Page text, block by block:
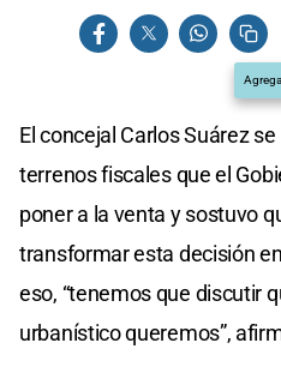
El concejal Carlos Suárez
terrenos fiscales que el
poner a la venta y sostuvo
transformar esta decisión
eso, “tenemos que discutir
urbanístico queremos”,